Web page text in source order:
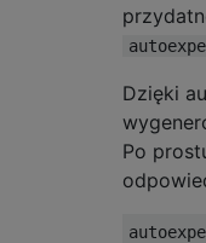
Dzięki
Po